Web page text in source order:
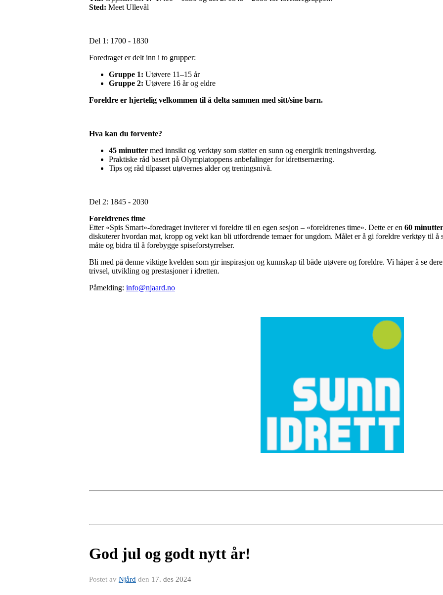
Sted: Meet Ullevål
Del 1: 1700 - 1830
Foredraget er delt inn i to grupper:
Gruppe 1: Utøvere 11–15 år
Gruppe 2: Utøvere 16 år og eldre
Foreldre er hjertelig velkommen til å delta sammen med sitt/sine barn.
Hva kan du forvente?
45 minutter med innsikt og verktøy som støtter en sunn og energirik treningshverdag.
Praktiske råd basert på Olympiatoppens anbefalinger for idrettsernæring.
Tips og råd tilpasset utøvernes alder og treningsnivå.
Del 2: 1845 - 2030
Foreldrenes time
Etter «Spis Smart»-foredraget inviterer vi foreldre til en egen sesjon – «foreldrenes time». Dette er en 60
diskuterer hvordan mat, kropp og vekt kan bli utfordrende temaer for ungdom. Målet er å gi foreldre verktøy til å
måte og bidra til å forebygge spiseforstyrrelser.
Bli med på denne viktige kvelden som gir inspirasjon og kunnskap til både utøvere og foreldre. Vi håper å se
trivsel, utvikling og prestasjoner i idretten.
Påmelding: info@njaard.no
God jul og godt nytt år!
Postet av Njård den 17. des 2024